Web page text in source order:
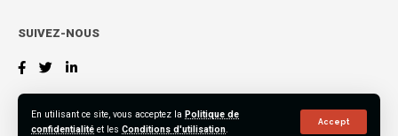
En utilisant ce site, vous acceptez la Politique de
confidentialité et les Conditions d'utilisation.
Accept
SUIVEZ-NOUS